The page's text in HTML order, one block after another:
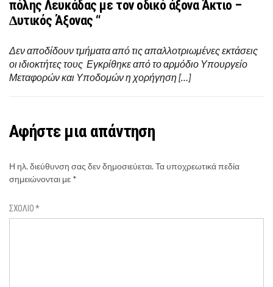
πόλης Λευκάδας µε τον οδικό άξονα Άκτιο –
∆υτικός Άξονας “
Δεν αποδίδουν τμήματα από τις απαλλοτριωμένες εκτάσεις
οι ιδιοκτήτες τους Εγκρίθηκε από το αρμόδιο Υπουργείο
Μεταφορών και Υποδομών η χορήγηση […]
Αφήστε μια απάντηση
Η ηλ. διεύθυνση σας δεν δημοσιεύεται.Τα υποχρεωτικά πεδία
σημειώνονται με *
ΣΧΌΛΙΟ*